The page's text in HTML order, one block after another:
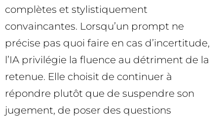
complètes et stylistiquement
convaincantes. Lorsqu’un prompt ne
précise pas quoi faire en cas d’incertitude,
l’IA privilégie la fluence au détriment de la
retenue. Elle choisit de continuer à
répondre plutôt que de suspendre son
jugement, de poser des questions